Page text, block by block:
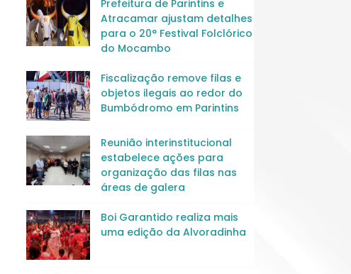
Prefeitura de Parintins e
Atracamar ajustam detalhes
para o 20° Festival Folclórico
do Mocambo
Fiscalização remove filas e
objetos ilegais ao redor do
Bumbódromo em Parintins
Reunião interinstitucional
estabelece ações para
organização das filas nas
áreas de galera
Boi Garantido realiza mais
uma edição da Alvoradinha